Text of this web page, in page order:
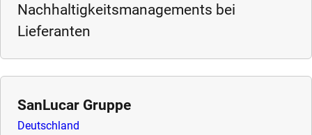
r
e
Nachhaltigkeitsmanagements bei
Lieferanten
SanLucar Gruppe
Deutschland